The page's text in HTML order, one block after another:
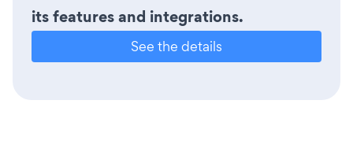
its features and integrations.
See the details